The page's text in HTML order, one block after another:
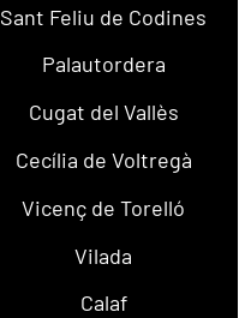
Sant Feliu de Codines
Palautordera
Cugat del Vallès
Cecília de Voltregà
Vicenç de Torelló
Vilada
Calaf